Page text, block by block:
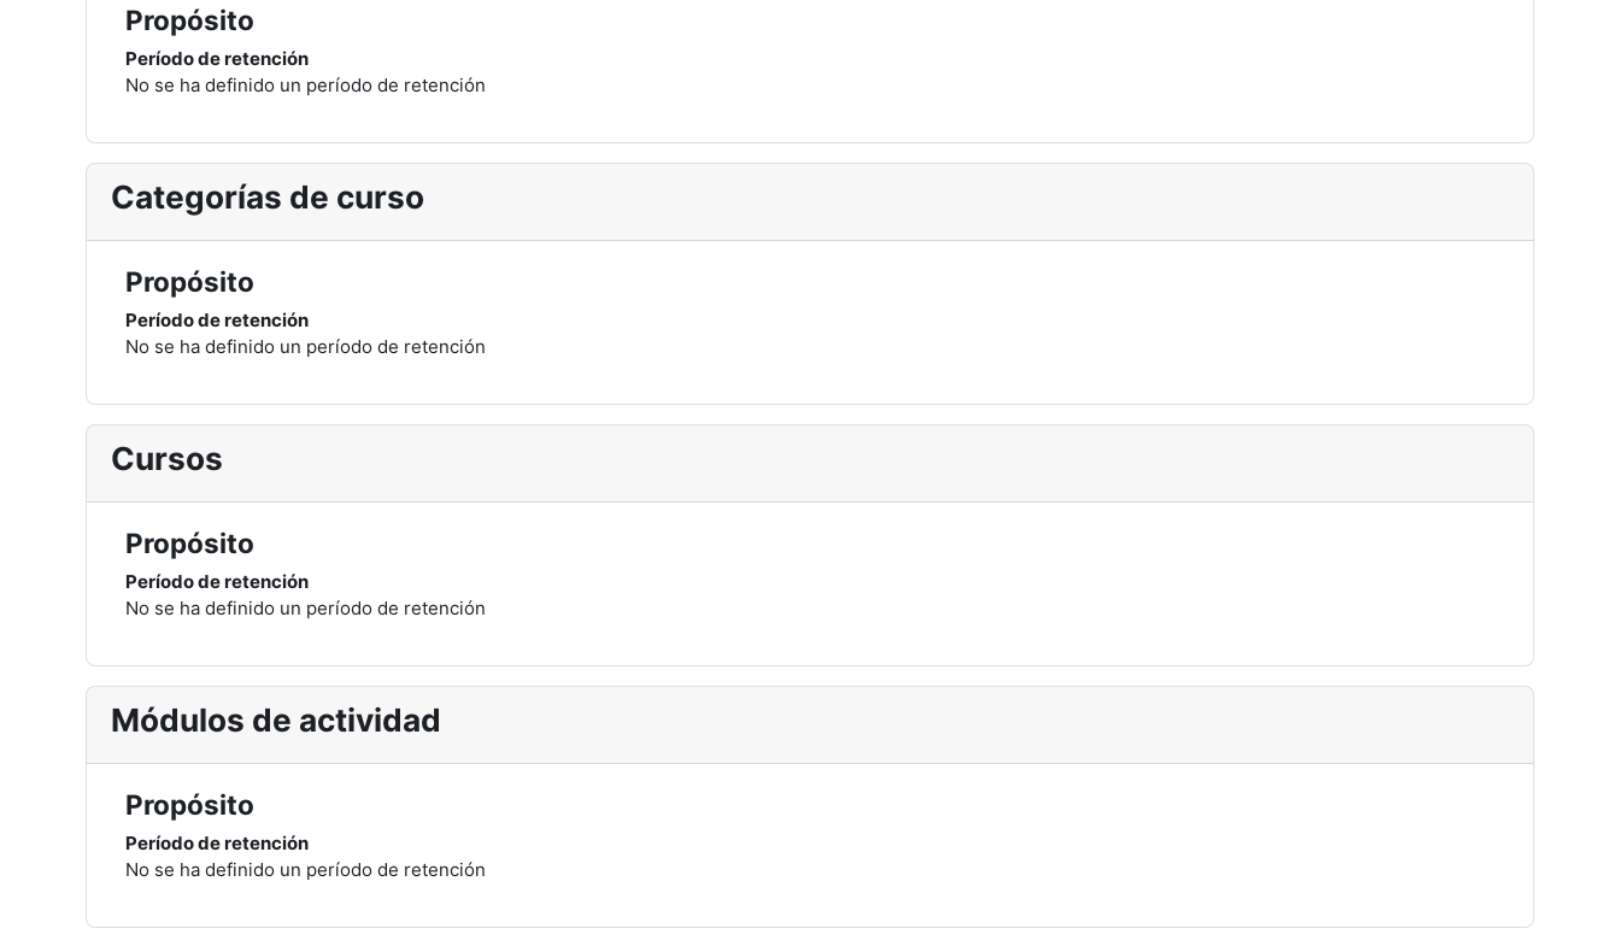
Propósito
Período de retención
No se ha definido un período de retención
Categorías de curso
Propósito
Período de retención
No se ha definido un período de retención
Cursos
Propósito
Período de retención
No se ha definido un período de retención
Módulos de actividad
Propósito
Período de retención
No se ha definido un período de retención